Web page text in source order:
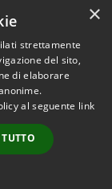
© 2023 •
di
• Powered
•Redazione
×
strettamente
del sito,
di elaborare
al seguente link